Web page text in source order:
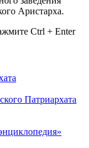
Аристарха.
Ctrl + Enter
Патриархата